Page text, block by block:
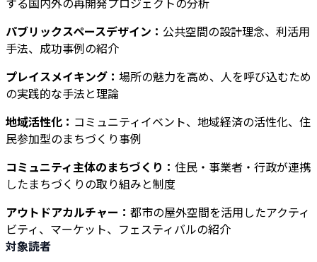
パブリックスペースデザイン： 公共空間の設計理念、利活用
手法、成功事例の紹介
プレイスメイキング： 場所の魅力を高め、人を呼び込むため
の実践的な手法と理論
地域活性化： コミュニティイベント、地域経済の活性化、住
民参加型のまちづくり事例
コミュニティ主体のまちづくり： 住民・事業者・行政が連携
したまちづくりの取り組みと制度
アウトドアカルチャー： 都市の屋外空間を活用したアクティ
ビティ、マーケット、フェスティバルの紹介
対象読者